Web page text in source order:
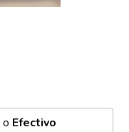
o Efectivo